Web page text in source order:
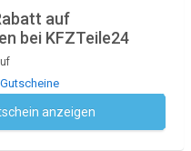
auf
bei KFZTeile24
anzeigen